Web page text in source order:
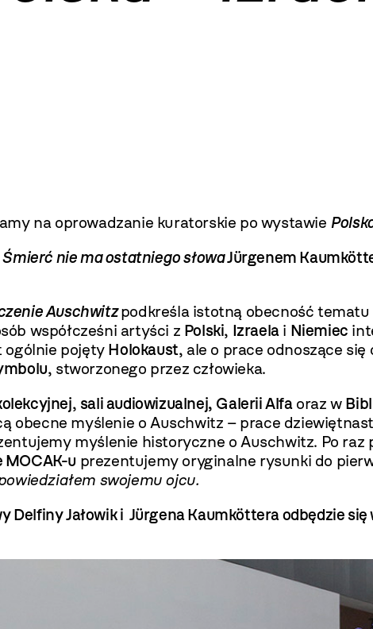
na oprowadzanie kuratorskie po wystawie
Śmierć nie ma ostatniego słowaJürgenem
Auschwitzpodkreśla istotną obecność tematu
współcześni artyści z Polski, Izraelai Niemiec
ogólnie pojęty Holokaust, ale o prace odnoszące
, stworzonego przez człowieka.
, sali audiowizualnej, Galerii Alfaoraz w
obecne myślenie o Auschwitz – prace
myślenie historyczne o Auschwitz. Po raz
MOCAK-u prezentujemy oryginalne rysunki do
swojemu ojcu.
Delfiny Jałowik i Jürgena Kaumköttera odbędzie